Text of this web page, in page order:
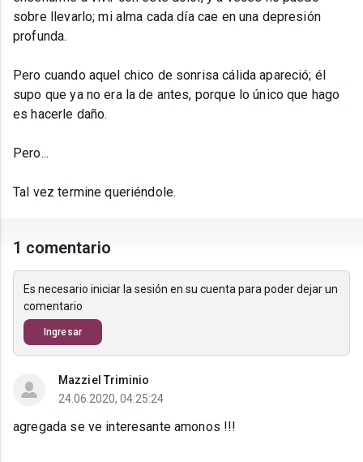
sobre llevarlo; mi alma cada día cae en una depresión
profunda.
Pero cuando aquel chico de sonrisa cálida apareció; él
supo que ya no era la de antes, porque lo único que hago
es hacerle daño.
Pero...
Tal vez termine queriéndole.
1 comentario
Es necesario iniciar la sesión en su cuenta para poder dejar un
comentario
Ingresar
Mazziel Triminio
24.06.2020, 04:25:24
agregada se ve interesante amonos !!!